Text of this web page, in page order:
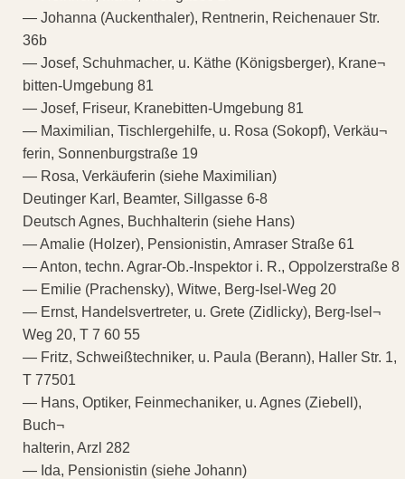
— Johanna (Auckenthaler), Rentnerin, Reichenauer Str.
36b
— Josef, Schuhmacher, u. Käthe (Königsberger), Krane¬
bitten-Umgebung 81
— Josef, Friseur, Kranebitten-Umgebung 81
— Maximilian, Tischlergehilfe, u. Rosa (Sokopf), Verkäu¬
ferin, Sonnenburgstraße 19
— Rosa, Verkäuferin (siehe Maximilian)
Deutinger Karl, Beamter, Sillgasse 6-8
Deutsch Agnes, Buchhalterin (siehe Hans)
— Amalie (Holzer), Pensionistin, Amraser Straße 61
— Anton, techn. Agrar-Ob.-Inspektor i. R., Oppolzerstraße 8
— Emilie (Prachensky), Witwe, Berg-Isel-Weg 20
— Ernst, Handelsvertreter, u. Grete (Zidlicky), Berg-Isel¬
Weg 20, T 7 60 55
— Fritz, Schweißtechniker, u. Paula (Berann), Haller Str. 1,
T 77501
— Hans, Optiker, Feinmechaniker, u. Agnes (Ziebell),
Buch¬
halterin, Arzl 282
— Ida, Pensionistin (siehe Johann)